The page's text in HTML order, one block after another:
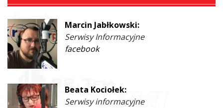
Marcin Jabłkowski:
Serwisy Informacyjne
facebook
Beata Kociołek:
Serwisy informacyjne